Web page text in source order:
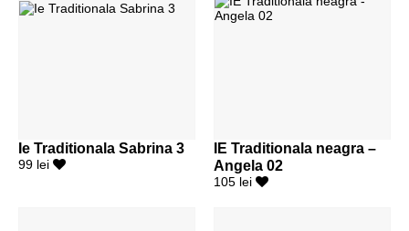
Ie Traditionala Sabrina 3
99 lei
IE Traditionala neagra –
Angela 02
105 lei